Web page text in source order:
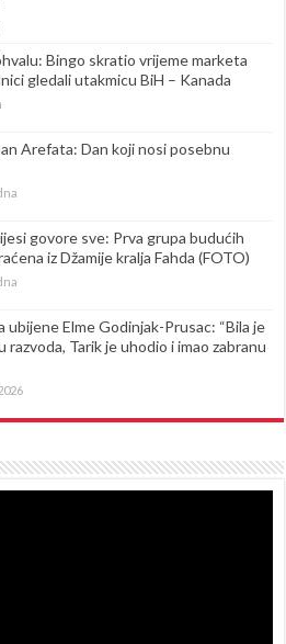
Bingo skratio vrijeme marketa
gledali utakmicu BiH – Kanada
Arefata: Dan koji nosi posebnu
govore sve: Prva grupa budućih
iz Džamije kralja Fahda (FOTO)
ubijene Elme Godinjak-Prusac: “Bila je
razvoda, Tarik je uhodio i imao zabranu